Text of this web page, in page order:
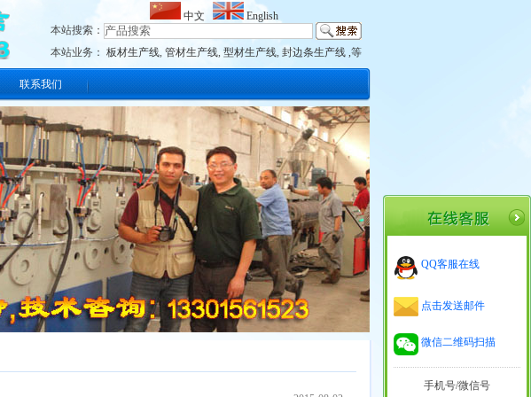
中文
English
本站搜索：
本站业务： 板材生产线, 管材生产线, 型材生产线, 封边条生产线 ,等
联系我们
QQ客服在线
点击发送邮件
微信二维码扫描
手机号/微信号